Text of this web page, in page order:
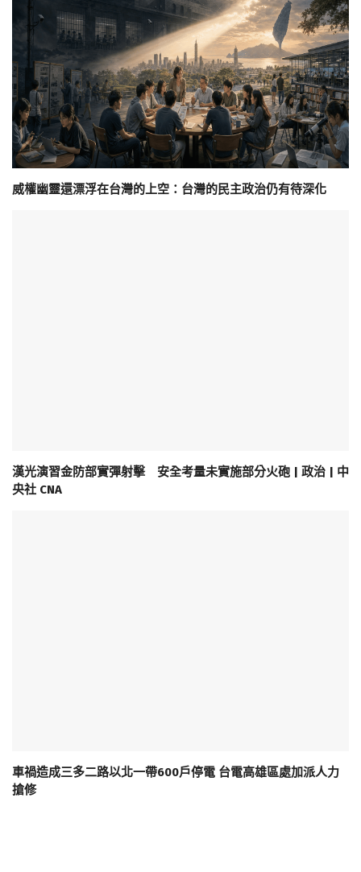
威權幽靈還漂浮在台灣的上空：台灣的民主政治仍有待深化
漢光演習金防部實彈射擊 安全考量未實施部分火砲 | 政治 | 中
央社 CNA
車禍造成三多二路以北一帶600戶停電 台電高雄區處加派人力
搶修